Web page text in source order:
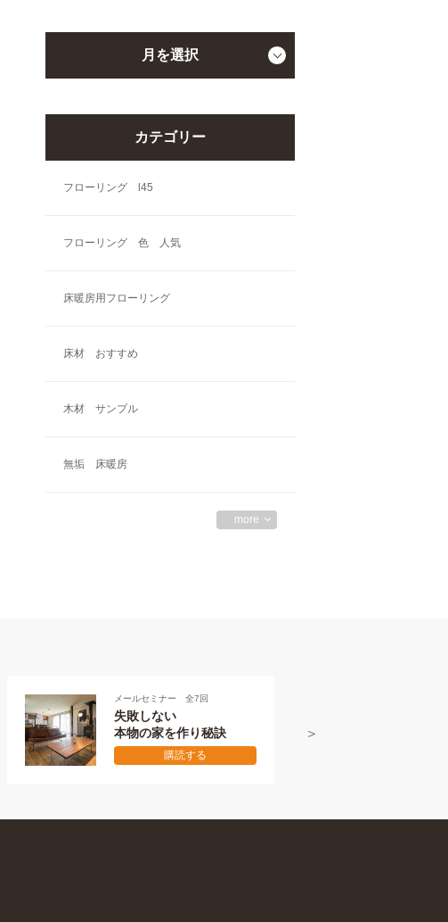
月を選択
カテゴリー
フローリング l45
フローリング 色 人気
床暖房用フローリング
床材 おすすめ
木材 サンプル
無垢 床暖房
more
メールセミナー 全7回
初級編